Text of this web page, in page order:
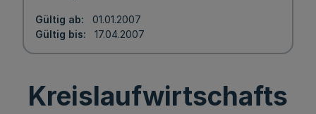
Gültig ab
01.01.2007
Gültig bis
17.04.2007
Kreislaufwirtschafts